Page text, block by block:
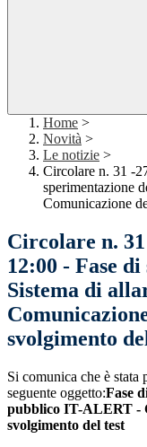
Home >
Novità >
Le notizie >
Circolare n. 31 -
sperimentazione
Comunicazione
Circolare n.
12:00 - Fase
Sistema di
svolgimento
Si comunica che è
seguente oggetto:Fase
pubblico IT-ALERT -
svolgimento del test